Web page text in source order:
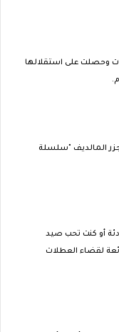
وحصلت على استقلالها
المالديف "سلسلة
أو كنت تحب صيد
لقضاء العطلات